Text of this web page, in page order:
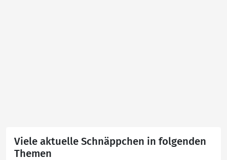
Viele aktuelle Schnäppchen in folgenden
Themen